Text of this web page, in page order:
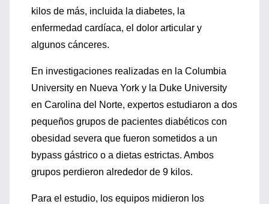
kilos de más, incluida la diabetes, la
enfermedad cardíaca, el dolor articular y
algunos cánceres.
En investigaciones realizadas en la Columbia
University en Nueva York y la Duke University
en Carolina del Norte, expertos estudiaron a dos
pequeños grupos de pacientes diabéticos con
obesidad severa que fueron sometidos a un
bypass gástrico o a dietas estrictas. Ambos
grupos perdieron alrededor de 9 kilos.
Para el estudio, los equipos midieron los